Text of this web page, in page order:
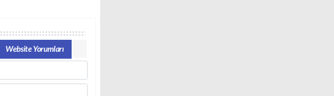
Website Yorumları